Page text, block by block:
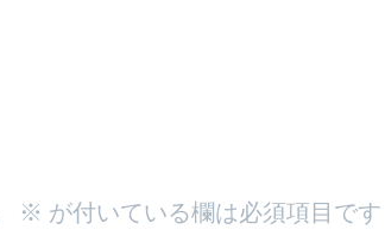
※ が付いている欄は必須項目です